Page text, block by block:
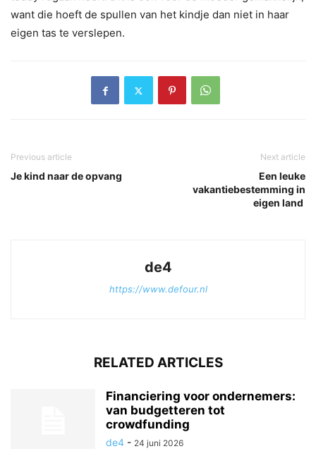
want die hoeft de spullen van het kindje dan niet in haar
eigen tas te verslepen.
Previous article
Je kind naar de opvang
Next article
Een leuke
vakantiebestemming in
eigen land
de4
https://www.defour.nl
RELATED ARTICLES
Financiering voor ondernemers:
van budgetteren tot
crowdfunding
de4 - 24 juni 2026